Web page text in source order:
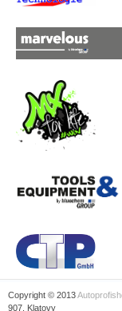
Copyright © 2013
907, Klatovy